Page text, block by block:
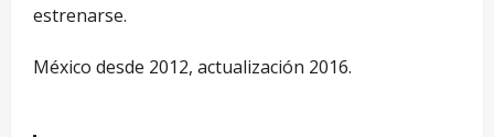
estrenarse.
México desde 2012, actualización 2016.